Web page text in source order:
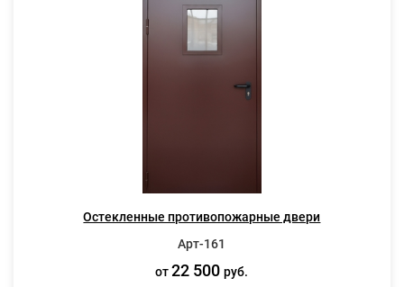
Остекленные противопожарные двери
Арт-161
от22 500руб.